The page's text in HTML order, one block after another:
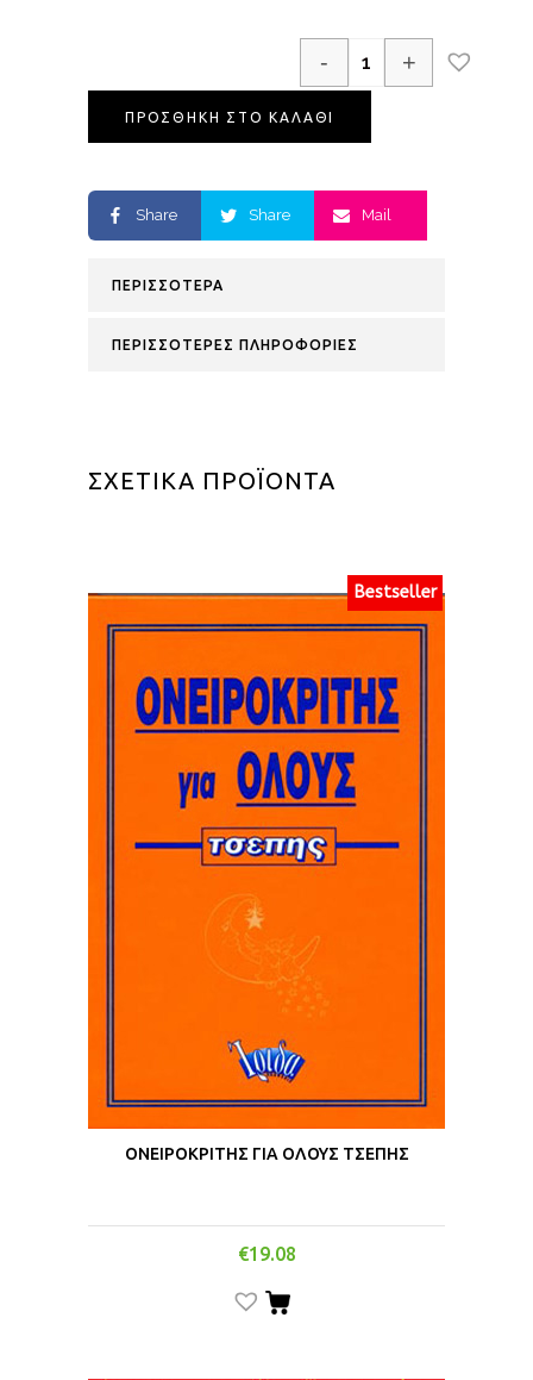
- +
ΠΡΟΣΘΗΚΗ ΣΤΟ ΚΑΛΑΘΙ
Share Share Mail
ΠΕΡΙΣΣΟΤΕΡΑ
ΠΕΡΙΣΣΟΤΕΡΕΣ ΠΛΗΡΟΦΟΡΙΕΣ
ΣΧΕΤΙΚΑ ΠΡΟΪΟΝΤΑ
Bestseller
ΟΝΕΙΡΟΚΡΙΤΗΣ ΓΙΑ ΟΛΟΥΣ ΤΣΕΠΗΣ
€19.08